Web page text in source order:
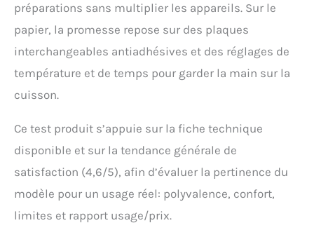
préparations sans multiplier les appareils. Sur le
papier, la promesse repose sur des plaques
interchangeables antiadhésives et des réglages de
température et de temps pour garder la main sur la
cuisson.
Ce test produit s’appuie sur la fiche technique
disponible et sur la tendance générale de
satisfaction (4,6/5), afin d’évaluer la pertinence du
modèle pour un usage réel: polyvalence, confort,
limites et rapport usage/prix.